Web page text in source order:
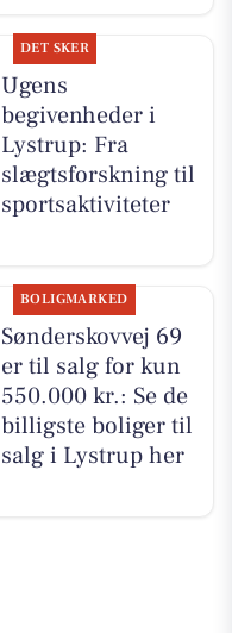
DET SKER
Ugens
begivenheder i
Lystrup: Fra
slægtsforskning til
sportsaktiviteter
BOLIGMARKED
Sønderskovvej 69
er til salg for kun
550.000 kr.: Se de
billigste boliger til
salg i Lystrup her